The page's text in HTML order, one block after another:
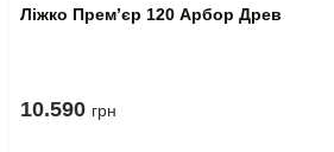
Ліжко Прем’єр 120 Арбор Древ
10.590 грн